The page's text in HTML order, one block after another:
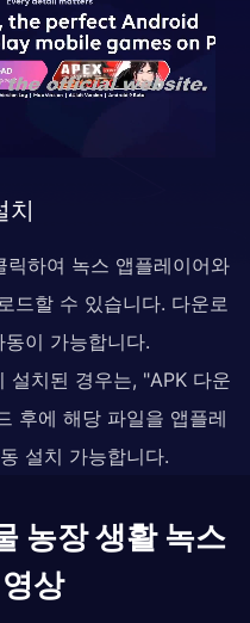
치
하여 녹스 앱플레이어와
드할 수 있습니다. 다운로
이 가능합니다.
설치된 경우는, "APK 다운
후에 해당 파일을 앱플레
설치 가능합니다.
농장 생활 녹스
상